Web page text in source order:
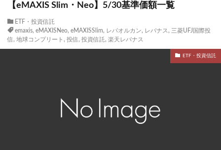
【eMAXIS Slim・Neo】5/30基準価額一覧
ETF・投資信託
emaxis, eMAXISNeo, eMAXISSlim, レバオルカン, レバナス , 三菱UFJ国際投
信, 地球コンプリート , 投信, 投資信託, 楽天レバナス
ETF・投資信託